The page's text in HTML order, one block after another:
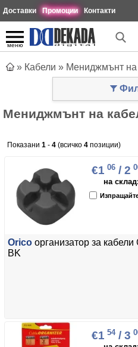
Доставки Промоции Контакти
меню
» Кабели » Мениджмънт на
Мениджмънт на
Показани 1 - 4 (всичко 4 позиции)
€1 06 / 2
на склад:
Orico организатор за
BK
€1 54/ 3